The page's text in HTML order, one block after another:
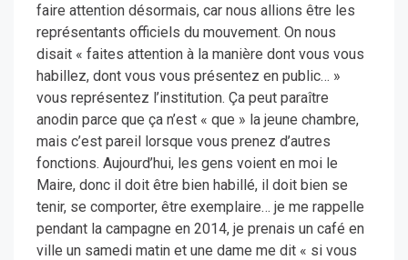
faire attention désormais, car nous allions être les
représentants officiels du mouvement. On nous
disait « faites attention à la manière dont vous vous
habillez, dont vous vous présentez en public… »
vous représentez l’institution. Ça peut paraître
anodin parce que ça n’est « que » la jeune chambre,
mais c’est pareil lorsque vous prenez d’autres
fonctions. Aujourd’hui, les gens voient en moi le
Maire, donc il doit être bien habillé, il doit bien se
tenir, se comporter, être exemplaire… je me rappelle
pendant la campagne en 2014, je prenais un café en
ville un samedi matin et une dame me dit « si vous